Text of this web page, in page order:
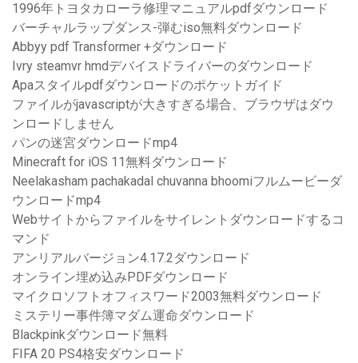
1996年トヨタカローラ修理マニュアルpdfダウンロード
バーチャルラップダンス-弾むiso無料ダウンロード
Abbyy pdf Transformer +ダウンロード
Ivry steamvr hmdデバイスドライバーのダウンロード
Apaスタイルpdfダウンロードのポケットガイド
ファイルがjavascriptが大きすぎる場合、ブラウザはダウ
ンロードしません
パンの迷宮ダウンロードmp4
Minecraft for iOS 11無料ダウンロード
Neelakasham pachakadal chuvanna bhoomiフルムービーダ
ウンロードmp4
Webサイトからファイルをサイレントダウンロードするコ
マンド
アンリアルバージョン4.17.2ダウンロード
オンライン埋め込みPDFダウンロード
マイクロソフトオフィスワード2003無料ダウンロード
ミステリー事件簿マダム運命ダウンロード
Blackpinkダウンロード無料
FIFA 20 PS4格安ダウンロード